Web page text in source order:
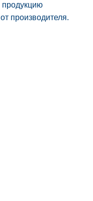
продукцию
производителя.